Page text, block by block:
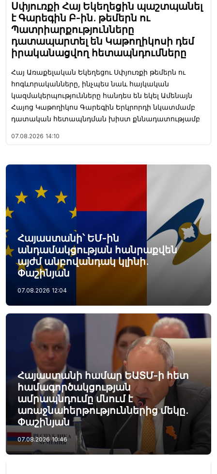
Սփյուռքի Հայ Եկեղեցին պաշտպանել
է Գարեգին Բ-ին. թեմերն ու
Պատրիարքությունները
դատապարտել են Կաթողիկոսի դեմ
իրականացվող հետապնդումները
Հայ Առաքելական Եկեղեցու Սփյուռքի թեմերն ու
հոգևորականները, ինչպես նաև հայկական
կազմակերպությունները հանդես են եկել Ամենայն
Հայոց Կաթողիկոս Գարեգին Երկրորդի նկատմամբ
դատական հետապնդման խիստ քննադատությամբ
07.08.2026 14:10
Հայաստանի՝ ԵՄ-ին
անդամակցության հանրաքվեն
այժմ անբովանդակ կլինի.
Փաշինյան
07.08.2026 12:04
Հայաստանի համար ԵԱՏՄ-ի հետ
համագործակցության
ամրապնդումը մնում է
առաջնահերթություններից մեկը.
Փաշինյան
07.08.2026 10:46